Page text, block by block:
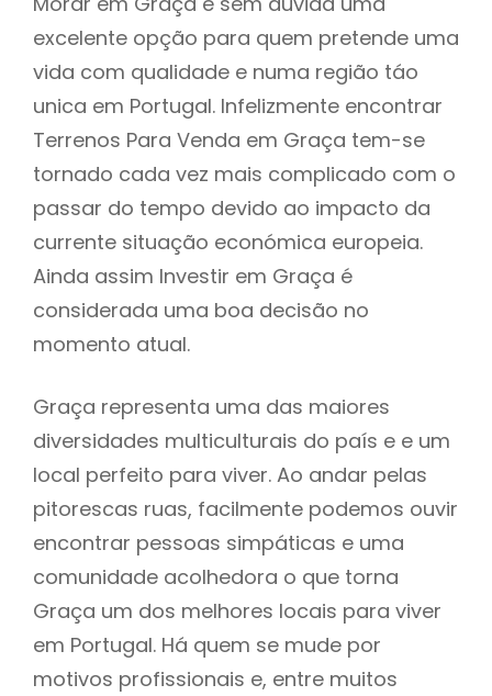
excelente opção para quem pretende uma
vida com qualidade e numa região táo
unica em Portugal. Infelizmente encontrar
Terrenos Para Venda em Graça tem-se
tornado cada vez mais complicado com o
passar do tempo devido ao impacto da
currente situação económica europeia.
Ainda assim Investir em Graça é
considerada uma boa decisão no
momento atual.
Graça representa uma das maiores
diversidades multiculturais do país e e um
local perfeito para viver. Ao andar pelas
pitorescas ruas, facilmente podemos ouvir
encontrar pessoas simpáticas e uma
comunidade acolhedora o que torna
Graça um dos melhores locais para viver
em Portugal. Há quem se mude por
motivos profissionais e, entre muitos